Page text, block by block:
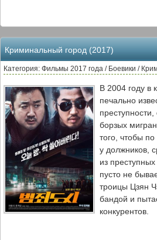
Криминальный город (2017)
Категория: Фильмы 2017 года / Боевики /
В 2004 году в
печально
борзых
того, чтобы
у должников,
из
пусто не
троицы Цзян
бандой и
конкурентов.